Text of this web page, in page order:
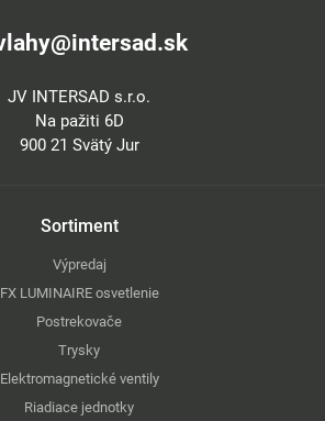
JV INTERSAD s.r.o.
Na pažiti 6D
900 21 Svätý Jur
Sortiment
Výpredaj
FX LUMINAIRE osvetlenie
Postrekovače
Trysky
Elektromagnetické ventily
Riadiace jednotky